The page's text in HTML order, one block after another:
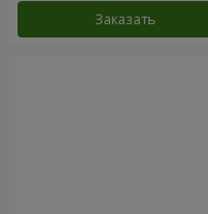
Заказать